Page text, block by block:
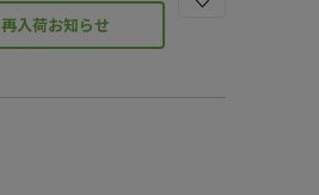
再入荷お知らせ